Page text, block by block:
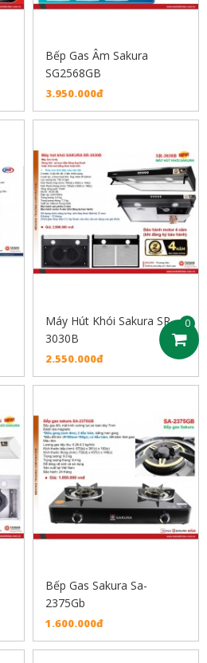
0
Bếp Gas Âm Sakura
SG2568GB
3.950.000đ
Máy Hút Khói Sakura SR-
3030B
2.550.000đ
Bếp Gas Sakura Sa-
2375Gb
1.600.000đ